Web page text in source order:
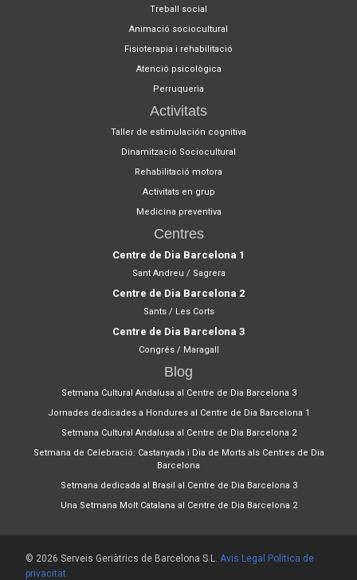
Treball social
Animació sociocultural
Fisioterapia i rehabilitació
Atenció psicològica
Perruqueria
Activitats
Taller de estimulación cognitiva
Dinamització Sociocultural
Rehabilitació motora
Activitats en grup
Medicina preventiva
Centres
Centre de Dia Barcelona 1
Sant Andreu / Sagrera
Centre de Dia Barcelona 2
Sants / Les Corts
Centre de Dia Barcelona 3
Congrés / Maragall
Blog
Setmana Cultural Andalusa al Centre de Dia Barcelona 3
Jornades dedicades a Hondures al Centre de Dia Barcelona 1
Setmana Cultural Andalusa al Centre de Dia Barcelona 2
Setmana de Celebració: Castanyada i Dia de Morts als Centres de Dia
Barcelona
Setmana dedicada al Brasil al Centre de Dia Barcelona 3
Una Setmana Molt Catalana al Centre de Dia Barcelona 2
© 2026 Serveis Geriàtrics de Barcelona S.L. Avis Legal
Política de
privacitat